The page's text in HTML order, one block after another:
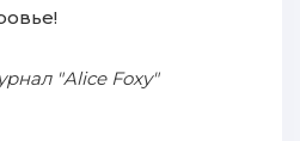
"Alice Foxy"